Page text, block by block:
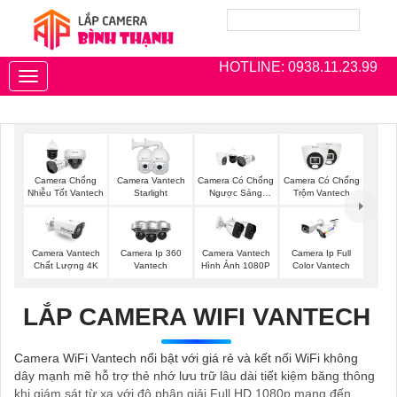
HOTLINE: 0938.11.23.99
Toggle
navigation
Camera Chống
Nhiễu Tốt Vantech
Camera Vantech
Starlight
Camera Có Chống
Ngược Sáng
Camera Có Chống
Trộm Vantech
Camera Vantech
Chất Lượng 4K
Camera Ip 360
Vantech
Camera Vantech
Hình Ảnh 1080P
Camera Ip Full
Color Vantech
LẮP CAMERA WIFI VANTECH
Camera WiFi Vantech nổi bật với giá rẻ và kết nối WiFi không
dây mạnh mẽ hỗ trợ thẻ nhớ lưu trữ lâu dài tiết kiệm băng thông
khi giám sát từ xa với độ phân giải Full HD 1080p mang đến